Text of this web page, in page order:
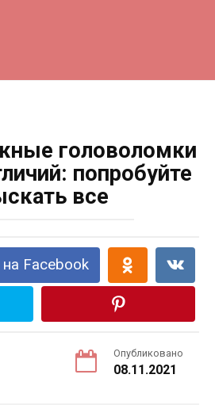
головоломки
попробуйте
все
Facebook
Опубликовано
08.11.2021